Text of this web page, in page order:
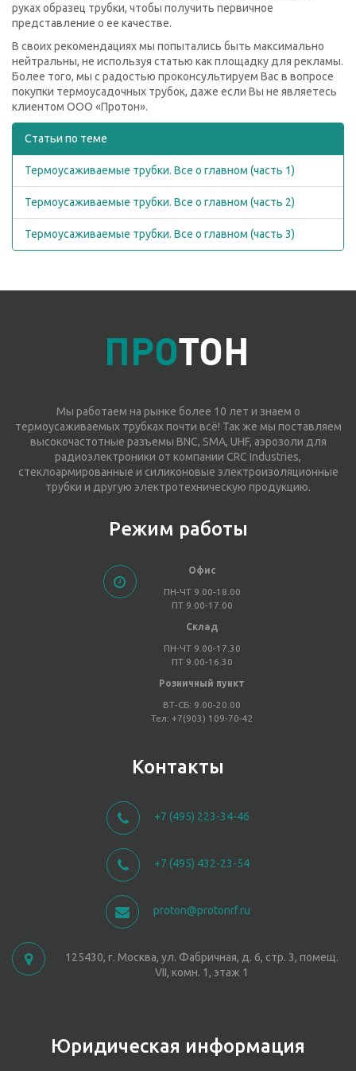
руках образец трубки, чтобы получить первичное
представление о ее качестве.
В своих рекомендациях мы попытались быть максимально
нейтральны, не используя статью как площадку для рекламы.
Более того, мы с радостью проконсультируем Вас в вопросе
покупки термоусадочных трубок, даже если Вы не являетесь
клиентом ООО «Протон».
Статьи по теме
Термоусаживаемые трубки. Все о главном (часть 1)
Термоусаживаемые трубки. Все о главном (часть 2)
Термоусаживаемые трубки. Все о главном (часть 3)
Мы работаем на рынке более 10 лет и знаем о
термоусаживаемых трубках почти всё! Так же мы поставляем
высокочастотные разъемы BNC, SMA, UHF, аэрозоли для
радиоэлектроники от компании CRC Industries,
стеклоармированные и силиконовые электроизоляционные
трубки и другую электротехническую продукцию.
Режим работы
Офис
ПН-ЧТ 9.00-18.00
ПТ 9.00-17.00
Склад
ПН-ЧТ 9.00-17.30
ПТ 9.00-16.30
Розничный пункт
ВТ-СБ: 9.00-20.00
Тел: +7(903) 109-70-42
Контакты
+7 (495) 223-34-46
+7 (495) 432-23-54
proton@protonrf.ru
125430, г. Москва, ул. Фабричная, д. 6, стр. 3, помещ.
VII, комн. 1, этаж 1
Юридическая информация